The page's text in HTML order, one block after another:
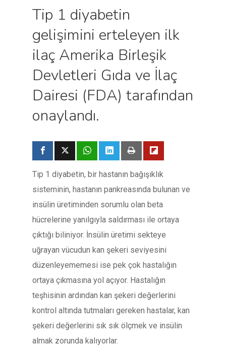
Tip 1 diyabetin
gelişimini erteleyen ilk
ilaç Amerika Birleşik
Devletleri Gıda ve İlaç
Dairesi (FDA) tarafından
onaylandı.
Tip 1 diyabetin, bir hastanın bağışıklık
sisteminin, hastanın pankreasında bulunan ve
insülin üretiminden sorumlu olan beta
hücrelerine yanılgıyla saldırması ile ortaya
çıktığı biliniyor. İnsülin üretimi sekteye
uğrayan vücudun kan şekeri seviyesini
düzenleyememesi ise pek çok hastalığın
ortaya çıkmasına yol açıyor. Hastalığın
teşhisinin ardından kan şekeri değerlerini
kontrol altında tutmaları gereken hastalar, kan
şekeri değerlerini sık sık ölçmek ve insülin
almak zorunda kalıyorlar.